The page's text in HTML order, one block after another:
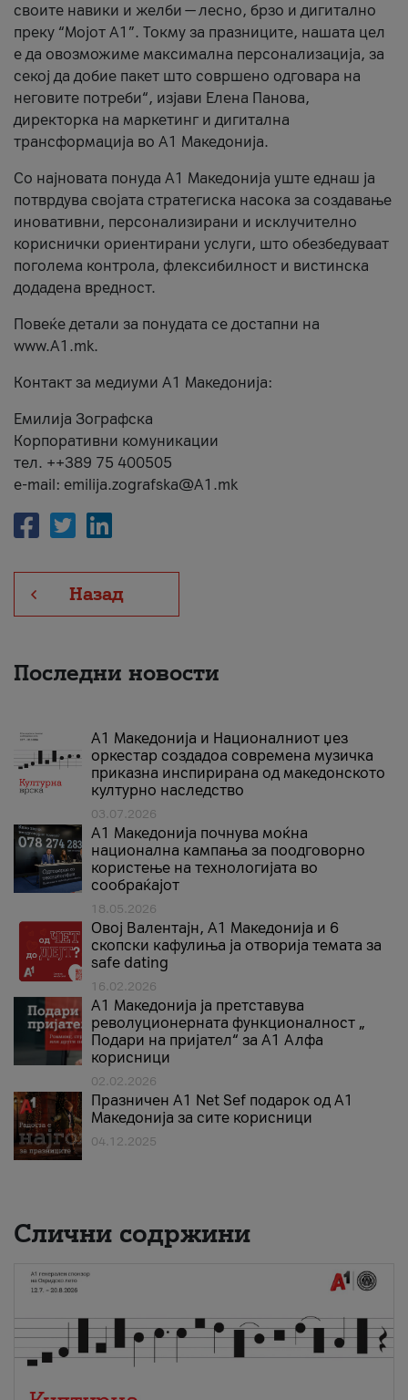
своите навики и желби — лесно, брзо и дигитално
преку “Мојот А1”. Токму за празниците, нашата цел
е да овозможиме максимална персонализација, за
секој да добие пакет што совршено одговара на
неговите потреби“, изјави Елена Панова,
директорка на маркетинг и дигитална
трансформација во А1 Македонија.
Со најновата понуда А1 Македонија уште еднаш ја
потврдува својата стратегиска насока за создавање
иновативни, персонализирани и исклучително
кориснички ориентирани услуги, што обезбедуваат
поголема контрола, флексибилност и вистинска
додадена вредност.
Повеќе детали за понудата се достапни на
www.А1.mk.
Контакт за медиуми А1 Македонија:
Емилија Зографска
Корпоративни комуникации
тел. ++389 75 400505
e-mail: emilija.zografska@A1.mk
Назад
Последни новости
А1 Македонија и Националниот џез
оркестар создадоа современа музичка
приказна инспирирана од македонското
културно наследство
03.07.2026
A1 Македонија почнува моќна
национална кампања за поодговорно
користење на технологијата во
сообраќајот
18.05.2026
Овој Валентајн, A1 Македонија и 6
скопски кафулиња ја отворија темата за
safe dating
16.02.2026
А1 Македонија ја претставува
револуционерната функционалност „
Подари на пријател“ за А1 Алфа
корисници
02.02.2026
Празничен A1 Net Sеf подарок од А1
Македонија за сите корисници
04.12.2025
Слични содржини